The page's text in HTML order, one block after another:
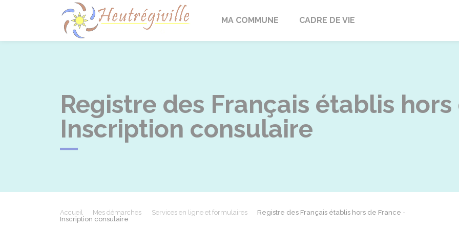
Heutrégiville
MA COMMUNE CADRE DE VIE
Registre des Français établis
Inscription consulaire
Accueil Mes démarches Services en ligne et formulaires
Registre des Français établis hors de France -
Inscription consulaire